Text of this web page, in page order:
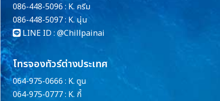
086-448-5096 : K. ครีม
086-448-5097 : K. นุ่น
LINE ID : @Chillpainai
โทรจองทัวร์ต่างประเทศ
064-975-0666 : K. ตูน
064-975-0777 : K. กี้